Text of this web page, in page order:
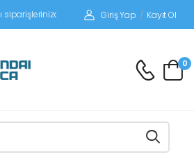
siparişleriniz alıcı ödemeli gönderilir.
Giriş Yap / Kayıt Ol
0